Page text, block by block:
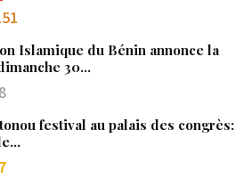
Islamique du Bénin annonce la
30…
festival au palais des congrès: